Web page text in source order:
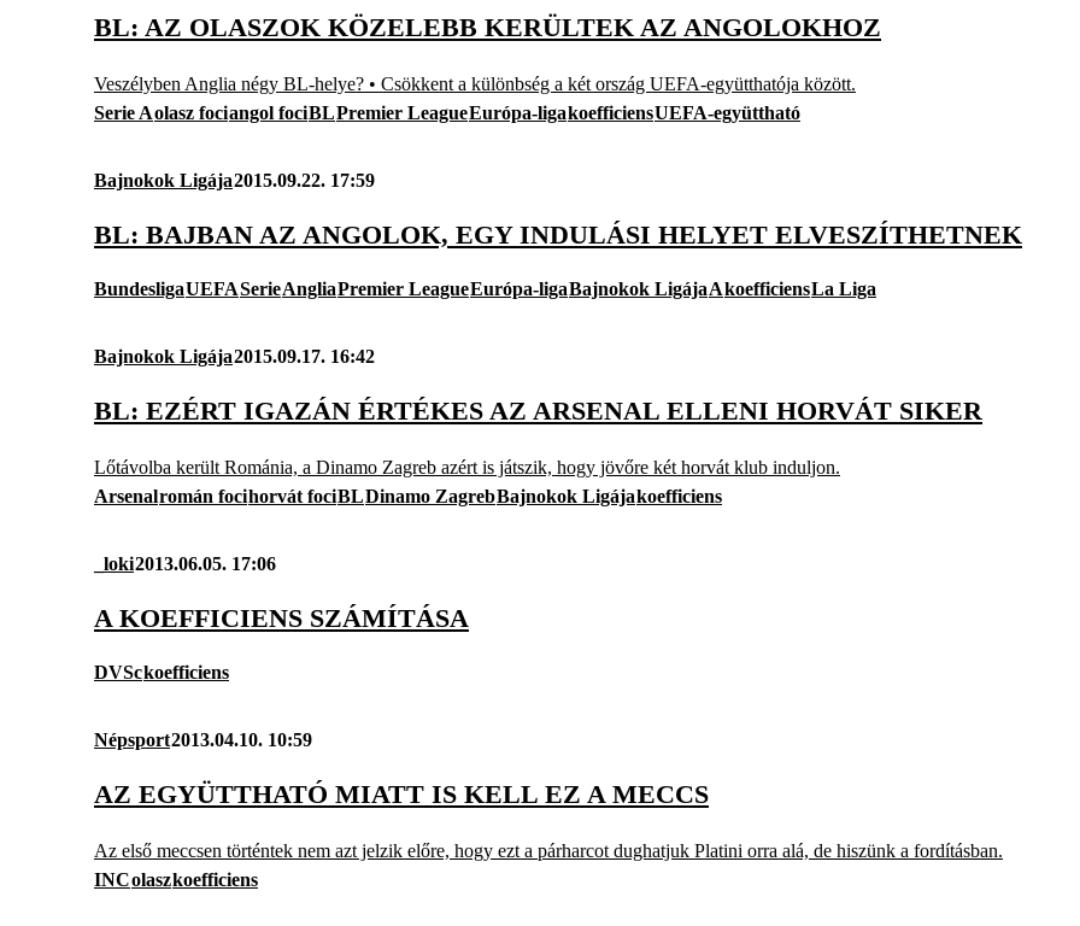
BL: AZ OLASZOK KÖZELEBB KERÜLTEK AZ ANGOLOKHOZ
Veszélyben Anglia négy BL-helye? • Csökkent a különbség a két ország UEFA-együtthatója között.
Serie Aolasz fociangol fociBLPremier LeagueEurópa-ligakoefficiensUEFA-együttható
Bajnokok Ligája2015.09.22. 17:59
BL: BAJBAN AZ ANGOLOK, EGY INDULÁSI HELYET ELVESZÍTHETNEK
BundesligaUEFASerieAngliaPremier LeagueEurópa-ligaBajnokok LigájaAkoefficiensLa Liga
Bajnokok Ligája2015.09.17. 16:42
BL: EZÉRT IGAZÁN ÉRTÉKES AZ ARSENAL ELLENI HORVÁT SIKER
Lőtávolba került Románia, a Dinamo Zagreb azért is játszik, hogy jövőre két horvát klub induljon.
Arsenalromán focihorvát fociBLDinamo ZagrebBajnokok Ligájakoefficiens
_loki2013.06.05. 17:06
A KOEFFICIENS SZÁMÍTÁSA
DVSckoefficiens
Népsport2013.04.10. 10:59
AZ EGYÜTTHATÓ MIATT IS KELL EZ A MECCS
Az első meccsen történtek nem azt jelzik előre, hogy ezt a párharcot dughatjuk Platini orra alá, de hiszünk a fordításban.
INColaszkoefficiens